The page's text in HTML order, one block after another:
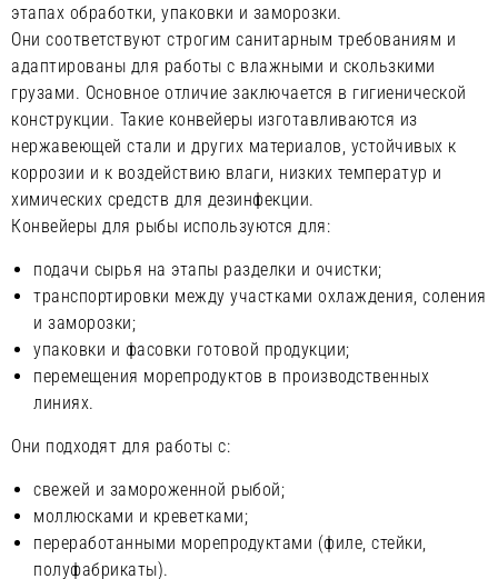
этапах обработки, упаковки и заморозки.
Они соответствуют строгим санитарным требованиям и
адаптированы для работы с влажными и скользкими
грузами. Основное отличие заключается в гигиенической
конструкции. Такие конвейеры изготавливаются из
нержавеющей стали и других материалов, устойчивых к
коррозии и к воздействию влаги, низких температур и
химических средств для дезинфекции.
Конвейеры для рыбы используются для:
подачи сырья на этапы разделки и очистки;
транспортировки между участками охлаждения, соления
и заморозки;
упаковки и фасовки готовой продукции;
перемещения морепродуктов в производственных
линиях.
Они подходят для работы с:
свежей и замороженной рыбой;
моллюсками и креветками;
переработанными морепродуктами (филе, стейки,
полуфабрикаты).